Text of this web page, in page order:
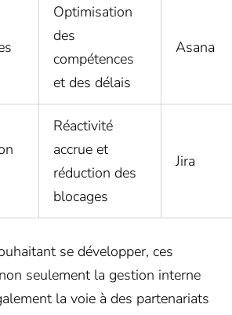
Optimisation
des
compétences
et des délais
Asana
Réactivité
accrue et
réduction des
blocages
Jira
se développer, ces
seulement la gestion interne
la voie à des partenariats